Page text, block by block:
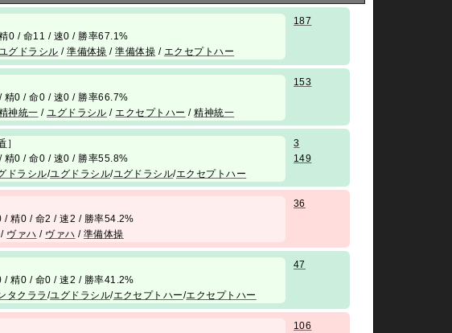
0 / 命11 / 速0 / 勝率67.1%
グドラシル /準備体操 /準備体操 / エクセプトハー
187
精0 / 命0 / 速0 / 勝率66.7%
神統一 /ユグドラシル /エクセプトハー /精神統一
153
］
精0 / 命0 / 速0 / 勝率55.8%
ドラシル/ユグドラシル/ユグドラシル/エクセプトハー
3
149
/ 精0 / 命2 / 速2 / 勝率54.2%
/ ヴァハ / ヴァハ / 準備体操
36
/ 精0 / 命0 / 速2 / 勝率41.2%
タクララ /ユグドラシル/エクセプトハー/エクセプトハー
47
106